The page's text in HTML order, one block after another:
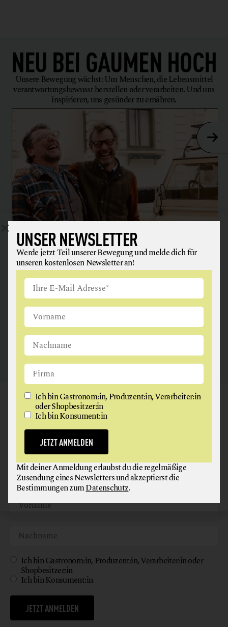
NEU BEI GAUMEN HOCH
Unsere Bewegung wächst: Um Menschen, die Lebensmittel
verantwortungsbewusst herstellen oder verarbeiten. Und uns
inspirieren, uns gesünder zu ernähren.
ANGUS & ARTHUR
FLEISCH + FLEISCHERZEUGNISSE
2326 Maria Lanzendorf
GAUMEN HOCH
NEWSLETTER
Werde jetzt Teil unserer Bewegung und melde dich für
unseren kostenlosen Newsletter an!
Ich bin Gastronom:in, Produzent:in, Verarbeiter:in oder
Shopbesitzer:in
Ich bin Konsument:in
JETZT ANMELDEN
UNSER NEWSLETTER
Werde jetzt Teil unserer Bewegung und melde dich für
unseren kostenlosen Newsletter an!
Ich bin Gastronom:in, Produzent:in, Verarbeiter:in
oder Shopbesitzer:in
Ich bin Konsument:in
JETZT ANMELDEN
Mit deiner Anmeldung erlaubst du die regelmäßige
Zusendung eines Newsletters und akzeptierst die
Bestimmungen zumDatenschutz.